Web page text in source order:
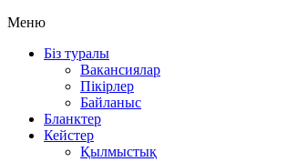
Меню
Біз туралы
Вакансиялар
Пікірлер
Байланыс
Бланктер
Кейстер
Қылмыстық